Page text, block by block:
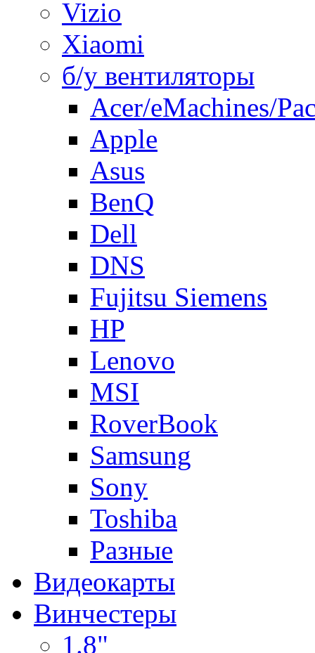
Vizio
Xiaomi
б/у вентиляторы
Acer/eMachines/
Apple
Asus
BenQ
Dell
DNS
Fujitsu Siemens
HP
Lenovo
MSI
RoverBook
Samsung
Sony
Toshiba
Разные
Видеокарты
Винчестеры
1.8"